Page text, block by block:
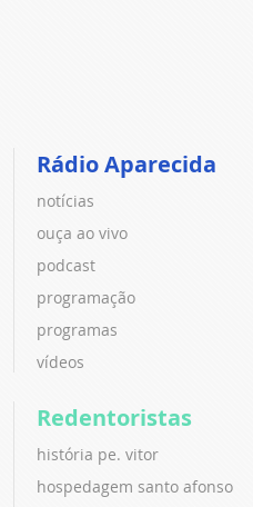
Rádio Aparecida
notícias
ouça ao vivo
podcast
programação
programas
vídeos
Redentoristas
história pe. vitor
hospedagem santo afonso